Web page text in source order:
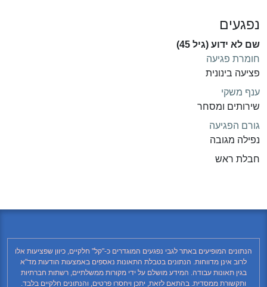
נפגעים
שם לא ידוע (גיל 45)
חומרת פגיעה
פציעה בינונית
ענף משקי
שירותים ומסחר
גורם הפגיעה
נפילה מגובה
חבלת ראש
הנתונים המופיעים באתר לגבי נפגעים המוגדרים כ-"קל" חלקיים, כיוון שפציעות אלו
לרוב אינן מדווחות. הנתונים בטבלת התאונות נאספים באמצעות הודעות מד"א
בגין תאונות עבודה. המידע מושלם על ידי מקורות ממשלתיים, רשתות חברתיות
ותקשורת ממסדית. בהתאם לזאת, יתכן ויחסרו פרטים, והנתונים חלקיים בלבד.